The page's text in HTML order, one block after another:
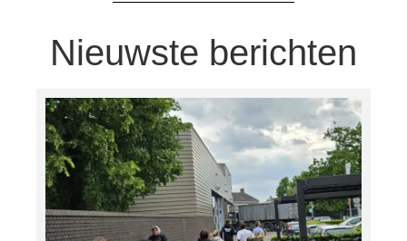
Nieuwste berichten